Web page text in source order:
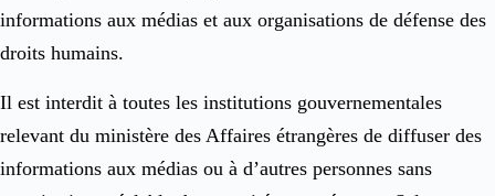
informations aux médias et aux organisations de défense des
droits humains.
Il est interdit à toutes les institutions gouvernementales
relevant du ministère des Affaires étrangères de diffuser des
informations aux médias ou à d’autres personnes sans